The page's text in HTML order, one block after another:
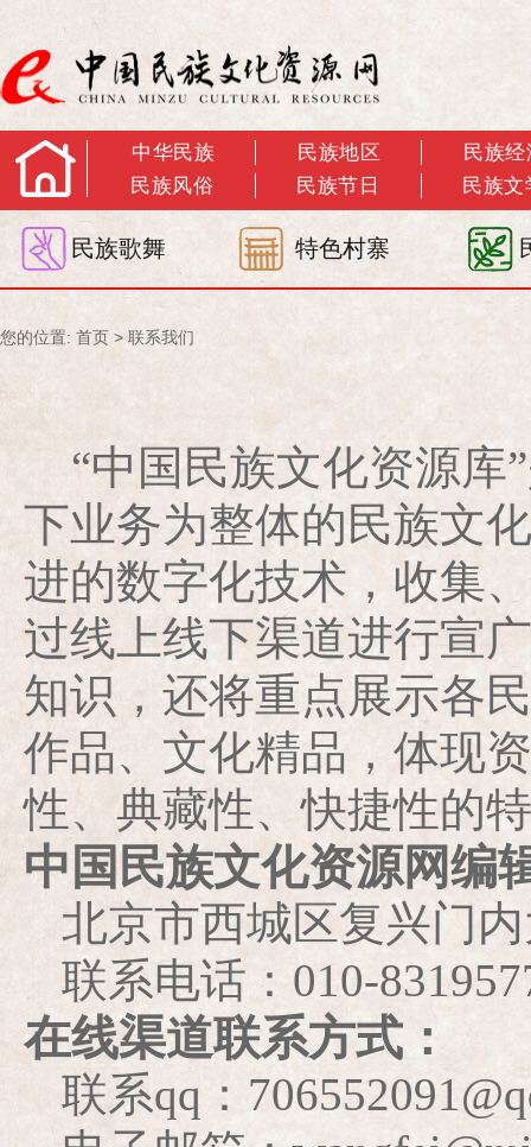
中华民族 民族地区
民族经
民族风俗
民族节日 民族文
民族歌舞 特色村寨
您的位置: 首页 > 联系我们
“中国民族文化资源库
下业务为整体的民族文
进的数字化技术，收集
过线上线下渠道进行宣
知识，还将重点展示各
作品、文化精品，体现
性、典藏性、快捷性的
中国民族文化资源网编
北京市西城区复兴门
联系电话：010-
在线渠道联系方式：
联系qq：